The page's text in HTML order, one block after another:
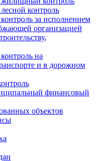
контроль
за исполнением
организацией
на
и в дорожном
финансовый
объектов